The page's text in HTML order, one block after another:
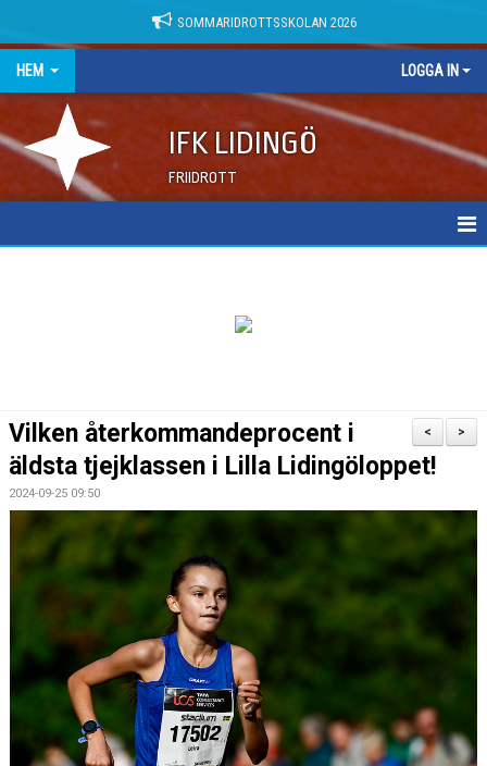
SOMMARIDROTTSSKOLAN 2026
HEM LOGGA IN
IFK LIDINGÖ
FRIIDROTT
>
<
Vilken återkommandeprocent i
äldsta tjejklassen i Lilla Lidingöloppet!
2024-09-25 09:50